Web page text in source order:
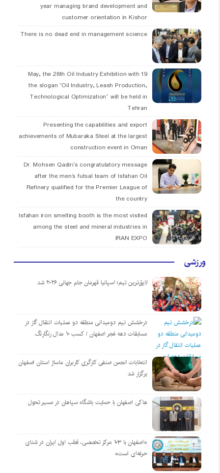
year managing brand development and
customer orientation in Kishor
There is no dead end in management science
19 May, the 28th Oil Industry Exhibition with
the slogan “Oil Industry, Leash Production,
Technological Optimization” will be held in
Tehran
Presenting the capabilities and export
achievements of Mubaraka Steel at the largest
construction event in Oman
Dr. Mohsen Qadiri’s congratulatory message
after the men’s futsal team of Isfahan Oil
Refinery qualified for the Premier League of
the country
Isfahan iron smelting booth is the most visited
among the steel and mineral industries in
IRAN EXPO
ورزشی
لایق‌ترین تیم؛ اسپانیا قهرمان جام جهانی ۲۰۲۶ شد
درخشش تیم دومیدانی منطقه دو عملیات انتقال گاز در
مسابقات دهه فجر اصفهان / کسب ۱۰ مدال رنگارنگ
انتخابات انجمن صنفی کارگری کاربران ماساژ استان اصفهان
برگزار شد
هاکی اصفهان با حمایت باشگاه سپاهان در مسیر تحول
«اصفهان با ۱۰۳ مرکز تخصصی، قطب اول ایران در شنای
حرفه‌ای است»